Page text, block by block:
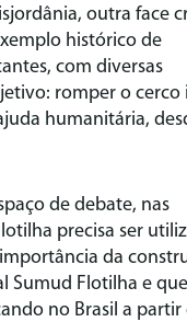
outra face
histórico de
com diversas
romper o cerco
humanitária,
de debate, nas
precisa ser
da
Sumud Flotilha e
no Brasil a partir